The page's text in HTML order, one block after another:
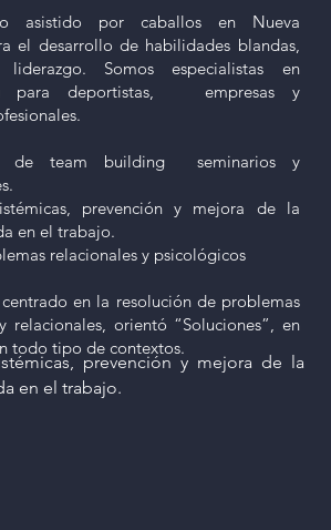
asistido por caballos en Nueva
el desarrollo de habilidades blandas,
Somos especialistas en
para deportistas, empresas y
de team building seminarios y
prevención y mejora de la
en el trabajo.
relacionales y psicológicos
en la resolución de problemas
relacionales, orientó “Soluciones”, en
todo tipo de contextos.
prevención y mejora de la
en el trabajo.